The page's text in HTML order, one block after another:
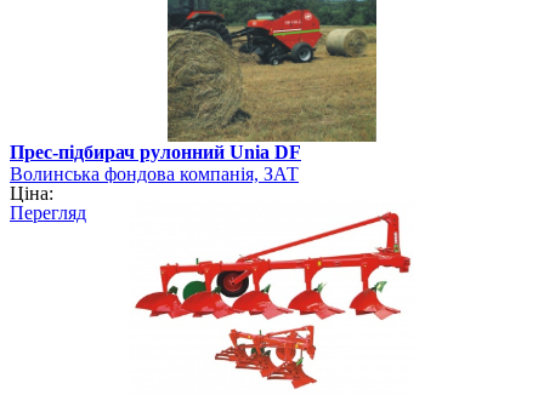
Прес-підбирач рулонний Unia DF
Волинська фондова компанія, ЗАТ
Ціна:
Перегляд